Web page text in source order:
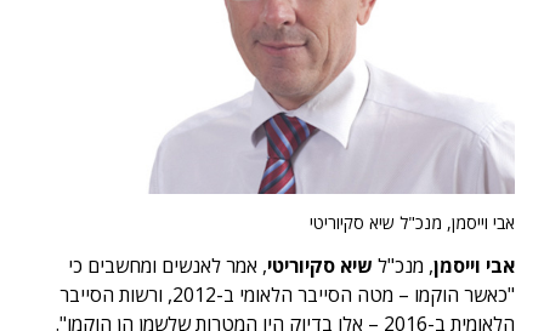
אבי וייסמן, מנכ"ל שיא סקיוריטי
אבי וייסמן, מנכ"ל שיא סקיוריטי, אמר לאנשים ומחשבים כי
"כאשר הוקמו – מטה הסייבר הלאומי ב-2012, ורשות הסייבר
הלאומית ב-2016 – אלו בדיוק היו המטרות שלשמן הן הוקמו".